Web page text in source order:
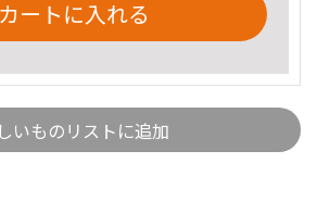
カートに入れる
いものリストに追加